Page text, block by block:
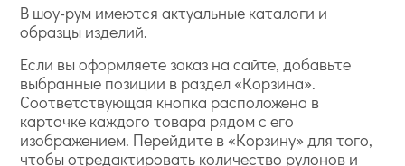
В шоу-рум имеются актуальные каталоги и
образцы изделий.
Если вы оформляете заказ на сайте, добавьте
выбранные позиции в раздел «Корзина».
Соответствующая кнопка расположена в
карточке каждого товара рядом с его
изображением. Перейдите в «Корзину» для того,
чтобы отредактировать количество рулонов и